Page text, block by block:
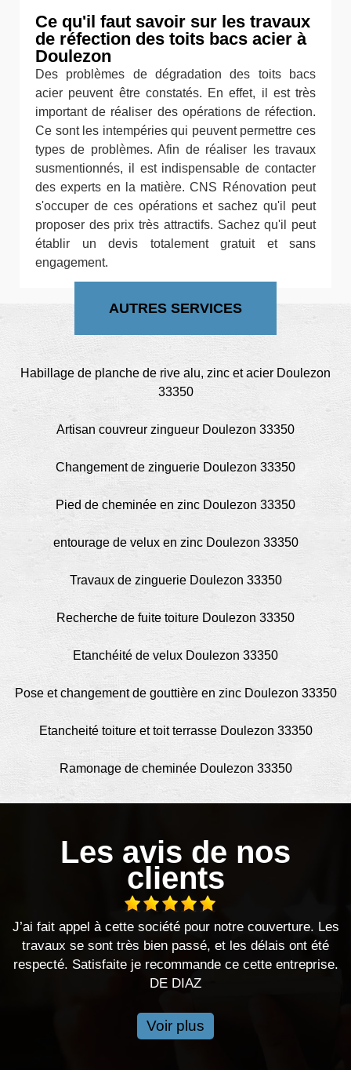
Ce qu'il faut savoir sur les travaux
de réfection des toits bacs acier à
Doulezon
Des problèmes de dégradation des toits bacs
acier peuvent être constatés. En effet, il est très
important de réaliser des opérations de réfection.
Ce sont les intempéries qui peuvent permettre ces
types de problèmes. Afin de réaliser les travaux
susmentionnés, il est indispensable de contacter
des experts en la matière. CNS Rénovation peut
s'occuper de ces opérations et sachez qu'il peut
proposer des prix très attractifs. Sachez qu'il peut
établir un devis totalement gratuit et sans
engagement.
AUTRES SERVICES
Habillage de planche de rive alu, zinc et acier Doulezon
33350
Artisan couvreur zingueur Doulezon 33350
Changement de zinguerie Doulezon 33350
Pied de cheminée en zinc Doulezon 33350
entourage de velux en zinc Doulezon 33350
Travaux de zinguerie Doulezon 33350
Recherche de fuite toiture Doulezon 33350
Etanchéité de velux Doulezon 33350
Pose et changement de gouttière en zinc Doulezon 33350
Etancheité toiture et toit terrasse Doulezon 33350
Ramonage de cheminée Doulezon 33350
Les avis de nos
clients
appel à cette société pour notre couverture. Les
se sont très bien passé, et les délais ont été
Satisfaite je recommande ce cette entreprise.
DE DIAZ
ont
Voir plus